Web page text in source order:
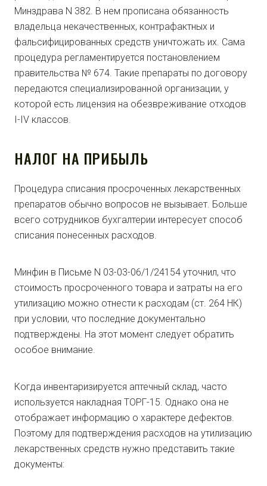
Минздрава N 382. В нем прописана обязанность
владельца некачественных, контрафактных и
фальсифицированных средств уничтожать их. Сама
процедура регламентируется постановлением
правительства № 674. Такие препараты по договору
передаются специализированной организации, у
которой есть лицензия на обезвреживание отходов
I-IV классов.
НАЛОГ НА ПРИБЫЛЬ
Процедура списания просроченных лекарственных
препаратов обычно вопросов не вызывает. Больше
всего сотрудников бухгалтерии интересует способ
списания понесенных расходов.
Минфин в Письме N 03-03-06/1/24154 уточнил, что
стоимость просроченного товара и затраты на его
утилизацию можно отнести к расходам (ст. 264 НК)
при условии, что последние документально
подтверждены. На этот момент следует обратить
особое внимание.
Когда инвентаризируется аптечный склад, часто
используется накладная ТОРГ-15. Однако она не
отображает информацию о характере дефектов.
Поэтому для подтверждения расходов на утилизацию
лекарственных средств нужно представить такие
документы: